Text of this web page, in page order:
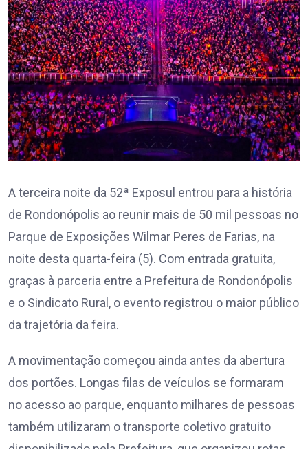
A terceira noite da 52ª Exposul entrou para a história
de Rondonópolis ao reunir mais de 50 mil pessoas no
Parque de Exposições Wilmar Peres de Farias, na
noite desta quarta-feira (5). Com entrada gratuita,
graças à parceria entre a Prefeitura de Rondonópolis
e o Sindicato Rural, o evento registrou o maior público
da trajetória da feira.
A movimentação começou ainda antes da abertura
dos portões. Longas filas de veículos se formaram
no acesso ao parque, enquanto milhares de pessoas
também utilizaram o transporte coletivo gratuito